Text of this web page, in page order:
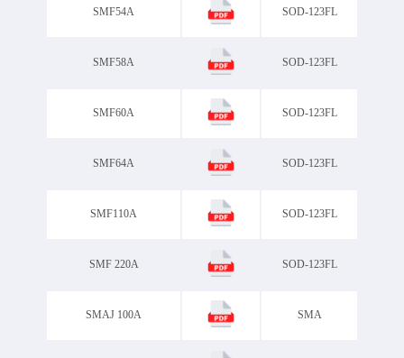
SMF54A SOD-123FL
SMF58A SOD-123FL
SMF60A SOD-123FL
SMF64A SOD-123FL
SMF110A SOD-123FL
SMF 220A SOD-123FL
SMAJ 100A SMA